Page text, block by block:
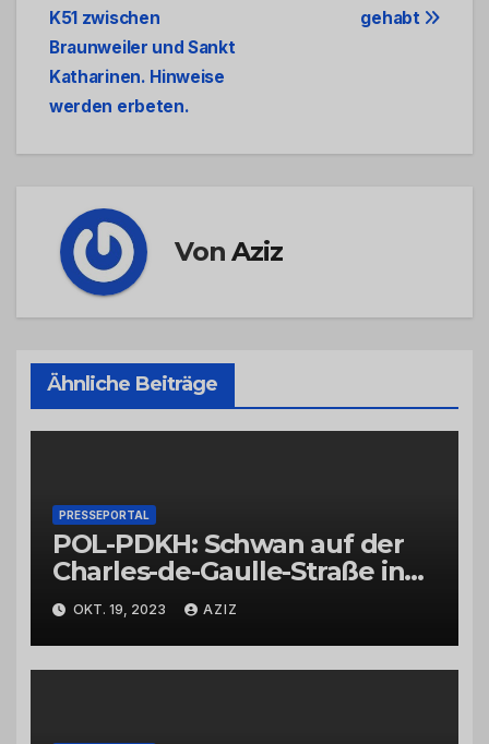
gehabt
K51 zwischen
Braunweiler und Sankt
Katharinen. Hinweise
werden erbeten.
VonAziz
Ähnliche Beiträge
PRESSEPORTAL
POL-PDKH: Schwan auf der
Charles-de-Gaulle-Straße in
Bad Kreuznach beeinflusst
Feierabendverkehr
OKT. 19, 2023 AZIZ